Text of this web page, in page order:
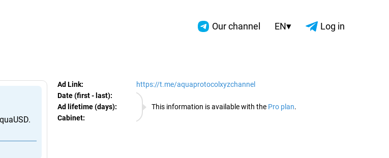
Our channel EN▾ Log in
Ad Link: https://t.me/aquaprotocolxyzchannel
This information is available with the Pro plan.
Date (first - last):
06.08.2026
Ad lifetime (days):
Cabinet:
EURO